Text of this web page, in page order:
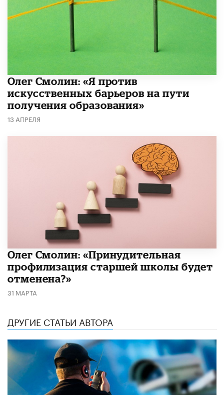
Олег Смолин: «Я против
искусственных барьеров на пути
получения образования»
13 АПРЕЛЯ
​Олег Смолин: «Принудительная
профилизация старшей школы будет
отменена?»
31 МАРТА
ДРУГИЕ СТАТЬИ АВТОРА